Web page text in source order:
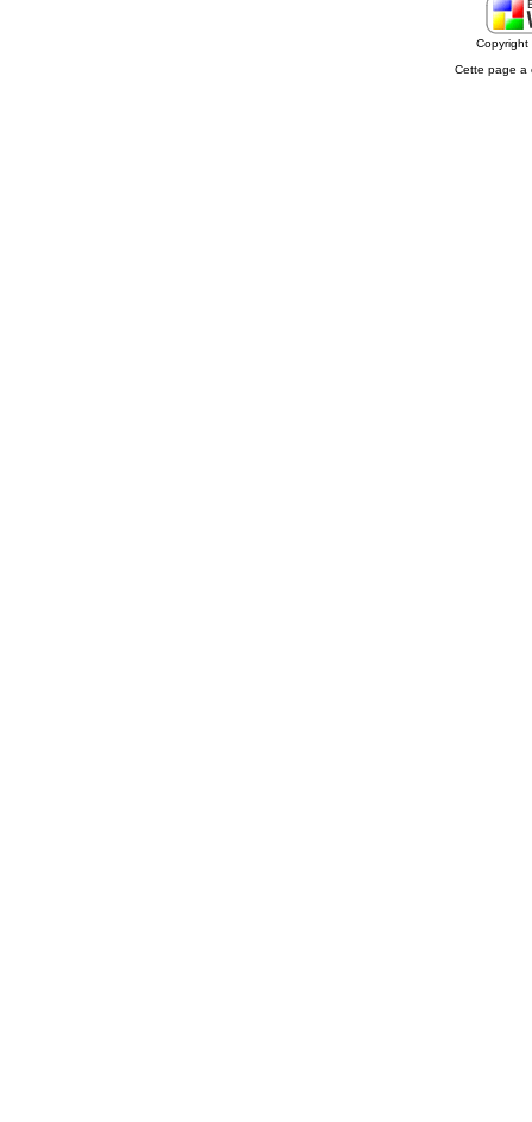
Cette page a